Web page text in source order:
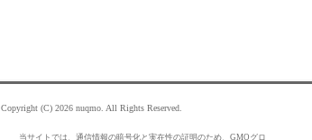
Copyright (C) 2026 nuqmo. All Rights Reserved.
当サイトでは、通信情報の暗号化と実在性の証明のため、GMOグロ